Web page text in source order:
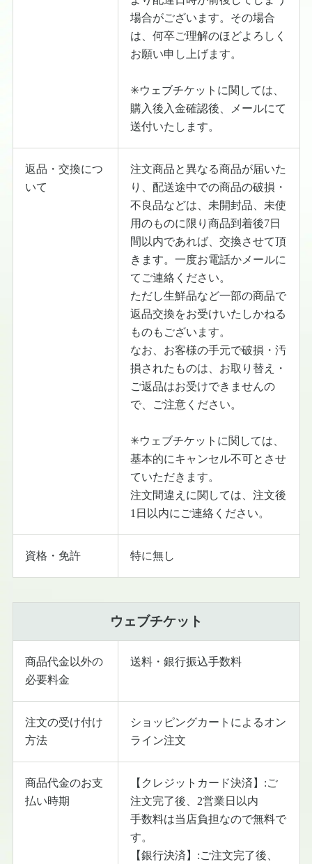
場合がございます。その場合
は、何卒ご理解のほどよろしく
お願い申し上げます。
✳︎ウェブチケットに関しては、
購入後入金確認後、メールにて
送付いたします。
返品・交換につ
いて
注文商品と異なる商品が届いた
り、配送途中での商品の破損・
不良品などは、未開封品、未使
用のものに限り商品到着後7日
間以内であれば、交換させて頂
きます。一度お電話かメールに
てご連絡ください。
ただし生鮮品など一部の商品で
返品交換をお受けいたしかねる
ものもございます。
なお、お客様の手元で破損・汚
損されたものは、お取り替え・
ご返品はお受けできませんの
で、ご注意ください。
✳︎ウェブチケットに関しては、
基本的にキャンセル不可とさせ
ていただきます。
注文間違えに関しては、注文後
1日以内にご連絡ください。
資格・免許 特に無し
ウェブチケット
商品代金以外の
必要料金
送料・銀行振込手数料
注文の受け付け
方法
ショッピングカートによるオン
ライン注文
商品代金のお支
払い時期
【クレジットカード決済】:ご
注文完了後、2営業日以内
手数料は当店負担なので無料で
す。
【銀行決済】:ご注文完了後、